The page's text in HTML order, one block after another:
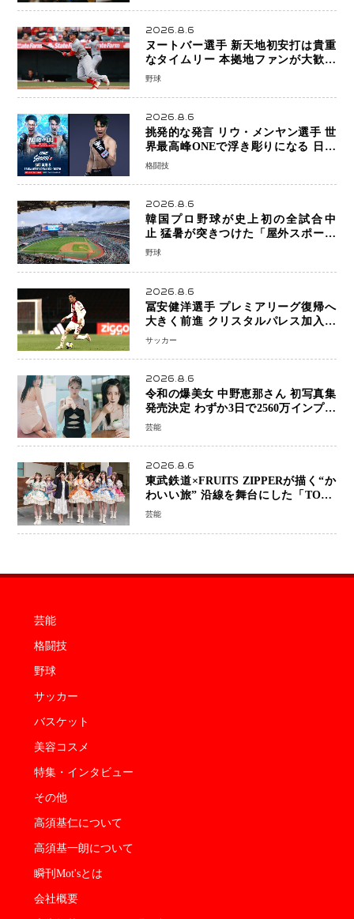
2026.8.6
ヌートバー選手 新天地初安打は貴重
なタイムリー 本拠地ファンが大歓声
笑顔で歓喜
野球
2026.8.6
挑発的な発言 リウ・メンヤン選手 世
界最高峰ONEで浮き彫りになる 日本
キックボクシングが直面する“技術
格闘技
2026.8.6
韓国プロ野球が史上初の全試合中
止 猛暑が突きつけた「屋外スポーツ
の限界」 日本発のドーム型施設時代
野球
2026.8.6
冨安健洋選手 プレミアリーグ復帰へ
大きく前進 クリスタルパレス加入目
前 メディカルチェックも通過
サッカー
2026.8.6
令和の爆美女 中野恵那さん 初写真集
発売決定 わずか3日で2560万インプレ
ッションを記録した話題の美貌を凝縮
芸能
2026.8.6
東武鉄道×FRUITS ZIPPERが描く“か
わいい旅” 沿線を舞台にした「TOBU
KAWAII PROJECT」が開幕
芸能
芸能
格闘技
野球
サッカー
バスケット
美容コスメ
特集・インタビュー
その他
高須基仁について
高須基一朗について
瞬刊Mot'sとは
会社概要